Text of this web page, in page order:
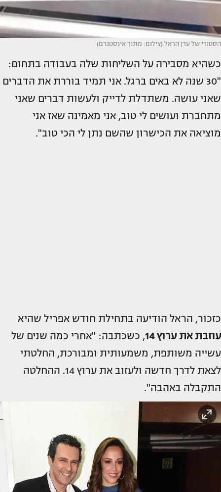
הסטורי של עדן הראל (צילום: מתוך אינסטגרם)
כשהיא מסבירה על השליחות שלה בעבודה בתחום:
"30 שנה לא באים ברגל. אני תמיד בוררת את הדברים
שאני עושה. משתדלת לדייק ולעשות דברים שאני
מתחברת ועושים לי טוב, אני מאמינה שאז אני
מוציאה את הכישרון שהשם נתן לי הכי טוב".
כזכור, הראל הודיעה בתחילת חודש אפריל שהיא
עוזבת את ערוץ 14
, כשכתבה: "אחרי כמה שנים של
עשייה משותפת, משמעותית ומבורכת, החלטתי
לצאת לדרך חדשה ולעזוב את ערוץ 14. ההחלטה
התקבלה באהבה".